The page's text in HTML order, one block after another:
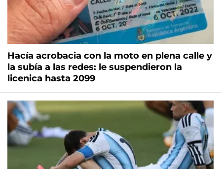
Hacía acrobacia con la moto en plena calle y
la subía a las redes: le suspendieron la
licenica hasta 2099